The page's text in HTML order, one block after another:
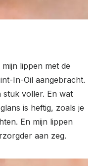
lippen met de
In-Oil aangebracht.
stuk voller. En wat
is heftig, zoals je
En mijn lippen
aan zeg.